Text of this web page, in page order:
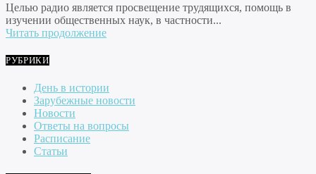
Целью радио является просвещение трудящихся, помощь в
изучении общественных наук, в частности...
Читать продолжение
РУБРИКИ
День в истории
Зарубежные новости
Новости
Ответы на вопросы
Расписание
Статьи